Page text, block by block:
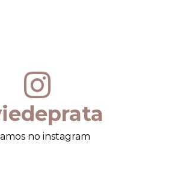
no instagram